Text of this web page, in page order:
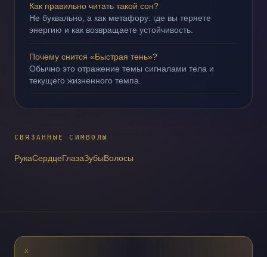
Как правильно читать такой сон?
Не буквально, а как метафору: где вы теряете
энергию и как возвращаете устойчивость.
Почему снится «Быстрая тень»?
Обычно это отражение темы сигналами тела и
текущего жизненного темпа.
СВЯЗАННЫЕ СИМВОЛЫ
РукаСердцеГлазаЗубыВолосы
X